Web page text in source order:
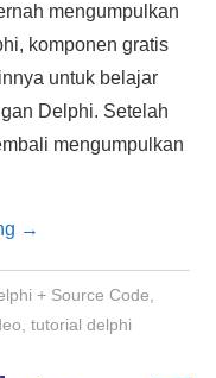
mengumpulkan
komponen gratis
untuk belajar
Delphi. Setelah
mengumpulkan
→
+ Source Code
,tutorial delphi